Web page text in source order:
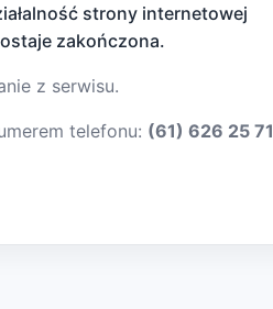
strony internetowej
zakończona.
z serwisu.
telefonu: (61) 626 25 71